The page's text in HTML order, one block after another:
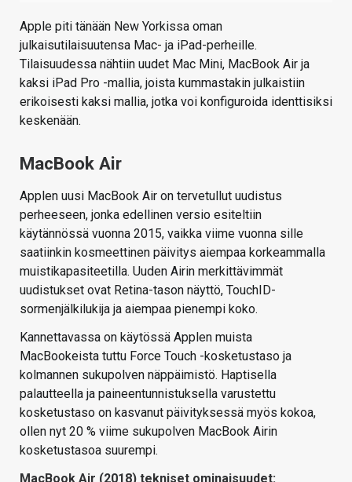
Apple piti tänään New Yorkissa oman
julkaisutilaisuutensa Mac- ja iPad-perheille.
Tilaisuudessa nähtiin uudet Mac Mini, MacBook Air ja
kaksi iPad Pro -mallia, joista kummastakin julkaistiin
erikoisesti kaksi mallia, jotka voi konfiguroida identtisiksi
keskenään.
MacBook Air
Applen uusi MacBook Air on tervetullut uudistus
perheeseen, jonka edellinen versio esiteltiin
käytännössä vuonna 2015, vaikka viime vuonna sille
saatiinkin kosmeettinen päivitys aiempaa korkeammalla
muistikapasiteetilla. Uuden Airin merkittävimmät
uudistukset ovat Retina-tason näyttö, TouchID-
sormenjälkilukija ja aiempaa pienempi koko.
Kannettavassa on käytössä Applen muista
MacBookeista tuttu Force Touch -kosketustaso ja
kolmannen sukupolven näppäimistö. Haptisella
palautteella ja paineentunnistuksella varustettu
kosketustaso on kasvanut päivityksessä myös kokoa,
ollen nyt 20 % viime sukupolven MacBook Airin
kosketustasoa suurempi.
MacBook Air (2018) tekniset ominaisuudet: